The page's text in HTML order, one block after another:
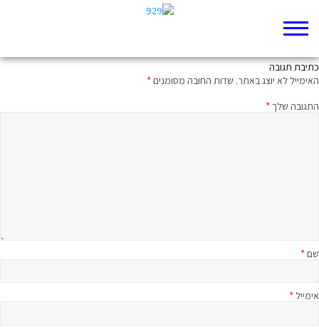
כתיבת תגובה
האימייל לא יוצג באתר. שדות החובה מסומנים*
התגובה שלך*
שם*
אימייל *